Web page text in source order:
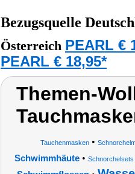
Bezugsquelle
Österreich PEARL €
PEARL € 18,95*
Themen-
Tauchenmasken •
Schwimmhäute •